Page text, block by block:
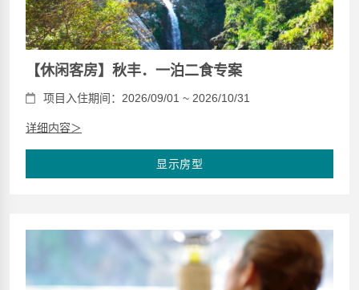
【休闲客房】秋丰．一泊二食专案
项目入住期间：2026/09/01 ~ 2026/10/31
详细内容＞
显示房型